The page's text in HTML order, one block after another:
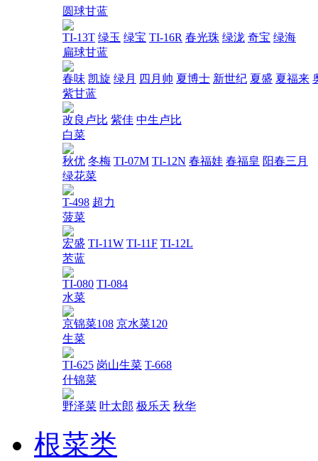
圆球甘蓝
TI-13T 绿玉 绿宝 TI-16R 春光珠 绿泷 奇宝 绿海
扁球甘蓝
春味 凯旋 绿月 四月帅 夏博士 新世纪 夏盛 夏福来
紫甘蓝
改良卢比 紫佳 中生卢比
白菜
秋优 冬梅 TI-07M TI-12N 春福娃 春福皇 阳春三月
绿花菜
T-498 超力
菠菜
宏盛 TI-11W TI-11F TI-12L
苤蓝
TI-080 TI-084
水菜
京锦菜108 京水菜120
生菜
TI-625 岗山生菜 T-668
什锦菜
野泽菜 叶太郎 极乐天 秋华
根菜类